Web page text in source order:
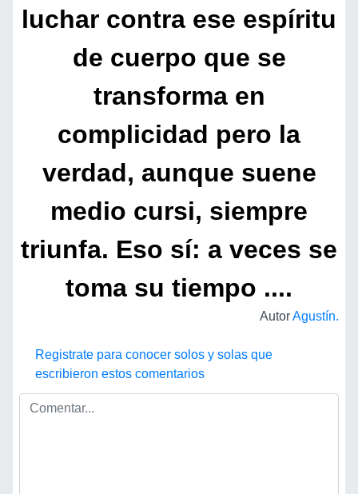
luchar contra ese espíritu
de cuerpo que se
transforma en
complicidad pero la
verdad, aunque suene
medio cursi, siempre
triunfa. Eso sí: a veces se
toma su tiempo ....
AutorAgustín.
Registrate para conocer solos y solas que
escribieron estos comentarios